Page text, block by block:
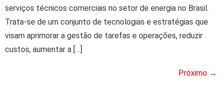
serviços técnicos comerciais no setor de energia no Brasil.
Trata-se de um conjunto de tecnologias e estratégias que
visam aprimorar a gestão de tarefas e operações, reduzir
custos, aumentar a […]
Próximo →